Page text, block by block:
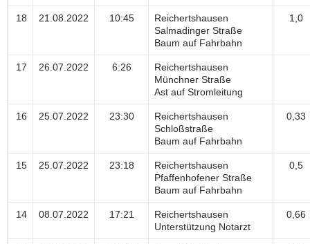
18 21.08.2022 10:45
Reichertshausen
Salmadinger Straße
Baum auf Fahrbahn
1,0
17 26.07.2022 6:26
Reichertshausen
Münchner Straße
Ast auf Stromleitung
16 25.07.2022 23:30
Reichertshausen
Schloßstraße
Baum auf Fahrbahn
0,33
15 25.07.2022 23:18
Reichertshausen
Pfaffenhofener Straße
Baum auf Fahrbahn
0,5
14 08.07.2022 17:21
Reichertshausen
Unterstützung Notarzt
0,66